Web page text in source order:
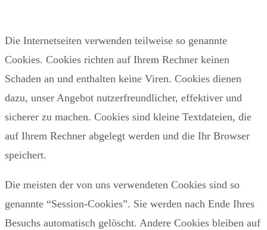
Die Internetseiten verwenden teilweise so genannte
Cookies. Cookies richten auf Ihrem Rechner keinen
Schaden an und enthalten keine Viren. Cookies dienen
dazu, unser Angebot nutzerfreundlicher, effektiver und
sicherer zu machen. Cookies sind kleine Textdateien, die
auf Ihrem Rechner abgelegt werden und die Ihr Browser
speichert.
Die meisten der von uns verwendeten Cookies sind so
genannte “Session-Cookies”. Sie werden nach Ende Ihres
Besuchs automatisch gelöscht. Andere Cookies bleiben auf